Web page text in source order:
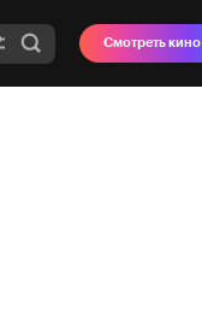
Смотреть кино